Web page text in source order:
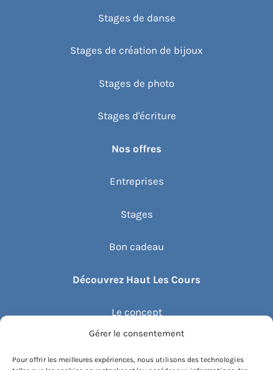
Gérer le consentement
Pour offrir les meilleures expériences, nous utilisons des technologies
Stages de danse
Stages de création de bijoux
Stages de photo
Stages d'écriture
Nos offres
Entreprises
Stages
Bon cadeau
Découvrez Haut Les Cours
Le concept